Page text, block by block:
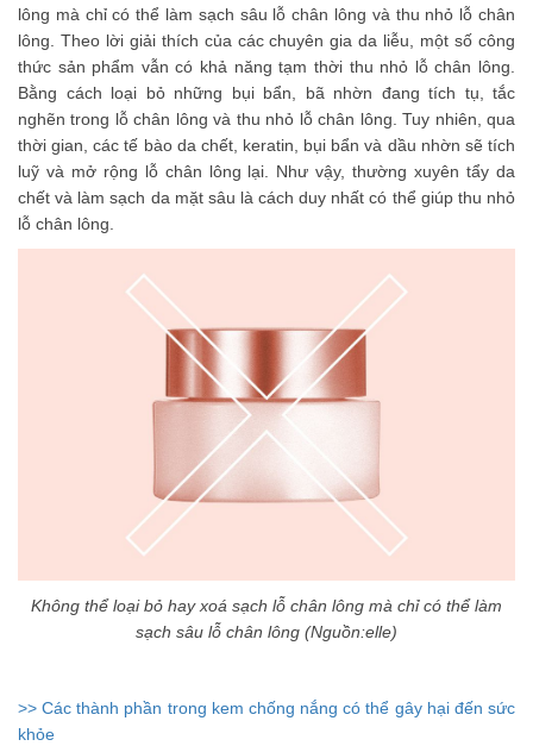
lông mà chỉ có thể làm sạch sâu lỗ chân lông và thu nhỏ lỗ chân
lông. Theo lời giải thích của các chuyên gia da liễu, một số công
thức sản phẩm vẫn có khả năng tạm thời thu nhỏ lỗ chân lông.
Bằng cách loại bỏ những bụi bẩn, bã nhờn đang tích tụ, tắc
nghẽn trong lỗ chân lông và thu nhỏ lỗ chân lông. Tuy nhiên, qua
thời gian, các tế bào da chết, keratin, bụi bẩn và dầu nhờn sẽ tích
luỹ và mở rộng lỗ chân lông lại. Như vậy, thường xuyên tẩy da
chết và làm sạch da mặt sâu là cách duy nhất có thể giúp thu nhỏ
lỗ chân lông.
Không thể loại bỏ hay xoá sạch lỗ chân lông mà chỉ có thể làm
sạch sâu lỗ chân lông (Nguồn:elle)
>> Các thành phần trong kem chống nắng có thể gây hại đến sức
khỏe